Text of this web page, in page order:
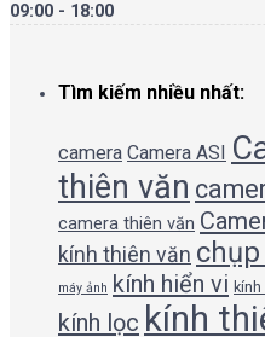
09:00 - 18:00
Tìm kiếm nhiều nhất:
camera Camera ASI
thiên văn
camera thiên văn
kính thiên văn
máy ảnh kính hiển vi
kính lọc kính